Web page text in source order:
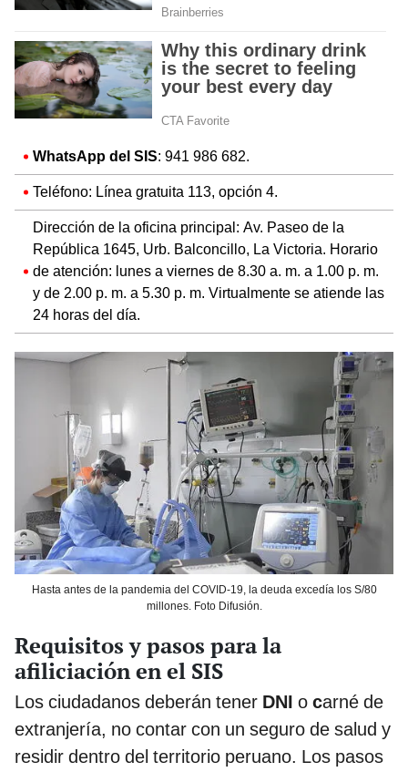
WhatsApp del SIS: 941 986 682.
Teléfono: Línea gratuita 113, opción 4.
Dirección de la oficina principal: Av. Paseo de la
República 1645, Urb. Balconcillo, La Victoria. Horario
de atención: lunes a viernes de 8.30 a. m. a 1.00 p. m.
y de 2.00 p. m. a 5.30 p. m. Virtualmente se atiende las
24 horas del día.
Hasta antes de la pandemia del COVID-19, la deuda excedía los S/80
millones. Foto Difusión.
Requisitos y pasos para la
afiliciación en el SIS
Los ciudadanos deberán tener DNI o carné de
extranjería, no contar con un seguro de salud y
residir dentro del territorio peruano. Los pasos